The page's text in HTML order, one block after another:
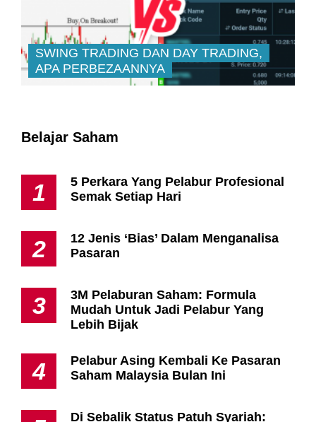
SWING TRADING DAN DAY TRADING,
APA PERBEZAANNYA
Belajar Saham
1
5 Perkara Yang Pelabur Profesional
Semak Setiap Hari
2
12 Jenis ‘Bias’ Dalam Menganalisa
Pasaran
3
3M Pelaburan Saham: Formula
Mudah Untuk Jadi Pelabur Yang
Lebih Bijak
4
Pelabur Asing Kembali Ke Pasaran
Saham Malaysia Bulan Ini
Di Sebalik Status Patuh Syariah: